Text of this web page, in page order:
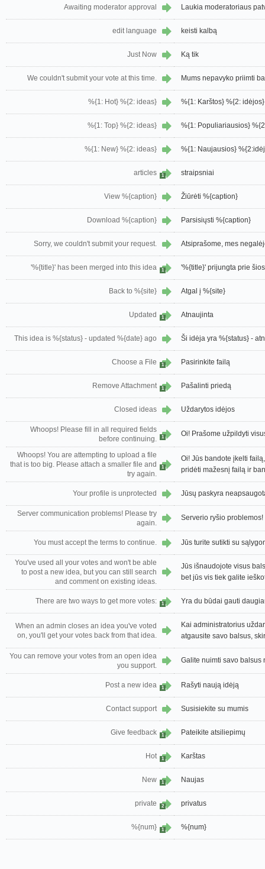
Awaiting moderator approval Laukia moderatoriaus
edit language keisti kalbą
Just Now Ką tik
We couldn't submit your vote at this time. Mums nepavyko priimti
%{1: Hot} %{2: ideas} %{1: Karštos} %{2: idėjos}
%{1: Top} %{2: ideas} %{1: Populiariausios}
%{1: New} %{2: ideas} %{1: Naujausios}
articles 1 straipsniai
View %{caption} Žiūrėti %{caption}
Download %{caption} Parsisiųsti %{caption}
Sorry, we couldn't submit your request. Atsiprašome, mes
'%{title}' has been merged into this idea 1 '%{title}' prijungta prie
Back to %{site} Atgal į %{site}
Updated 1 Atnaujinta
This idea is %{status} - updated %{date} ago Ši idėja yra %{status} -
Choose a File 1 Pasirinkite failą
Remove Attachment 1 Pašalinti priedą
Closed ideas Uždarytos idėjos
Whoops! Please fill in all required fields
before continuing.
1 Oi! Prašome užpildyti
Whoops! You are attempting to upload a file
that is too big. Please attach a smaller file and
try again.
1
Oi! Jūs bandote įkelti
pridėti mažesnį failą ir
Your profile is unprotected Jūsų paskyra
Server communication problems! Please try
again.
Serverio ryšio
You must accept the terms to continue. Jūs turite sutikti su
You've used all your votes and won't be able
to post a new idea, but you can still search
and comment on existing ideas.
Jūs išnaudojote visus
bet jūs vis tiek galite
There are two ways to get more votes: 1 Yra du būdai gauti
When an admin closes an idea you've voted
on, you'll get your votes back from that idea.
Kai administratorius
atgausite savo balsus,
You can remove your votes from an open idea
you support.
Galite nuimti savo balsus
Post a new idea 1 Rašyti naują idėją
Contact support Susisiekite su mumis
Give feedback 1 Pateikite atsiliepimų
Hot 1 Karštas
New 1 Naujas
private 2 privatus
%{num} 1 %{num}